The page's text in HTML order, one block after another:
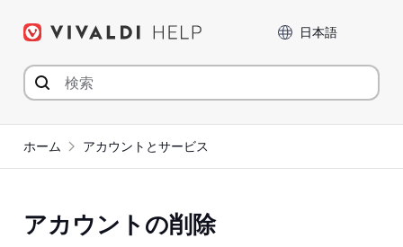
言語
ホーム アカウントとサービス
アカウントの削除